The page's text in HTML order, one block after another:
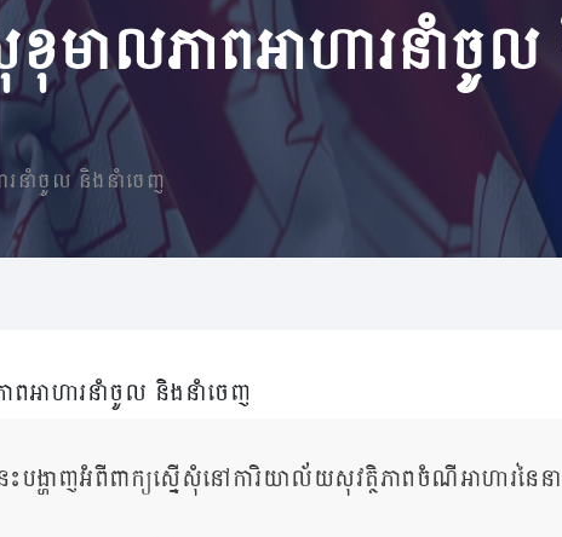
មាលភាពអាហារនាំចូល​​
រនាំចូល​​ និងនាំចេញ
ពអាហារនាំចូល​​ និងនាំចេញ
ះបង្ហាញអំពីពាក្យស្នើសុំនៅការិយាល័យសុវត្ថិភាពចំណីអាហារនៃ